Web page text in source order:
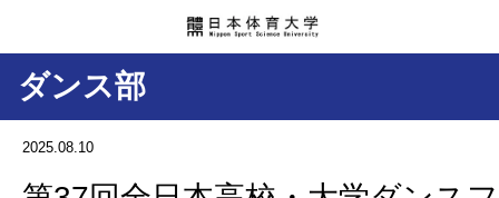
ダンス部
2025.08.10